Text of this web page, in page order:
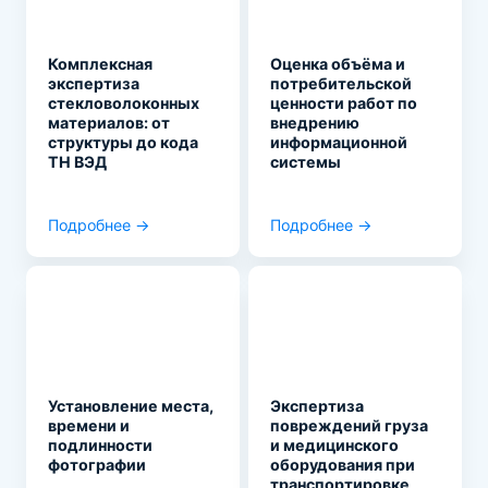
Комплексная
экспертиза
стекловолоконных
материалов: от
структуры до кода
ТН ВЭД
Подробнее →
Оценка объёма и
потребительской
ценности работ по
внедрению
информационной
системы
Подробнее →
Установление места,
времени и
подлинности
фотографии
Экспертиза
повреждений груза
и медицинского
оборудования при
транспортировке